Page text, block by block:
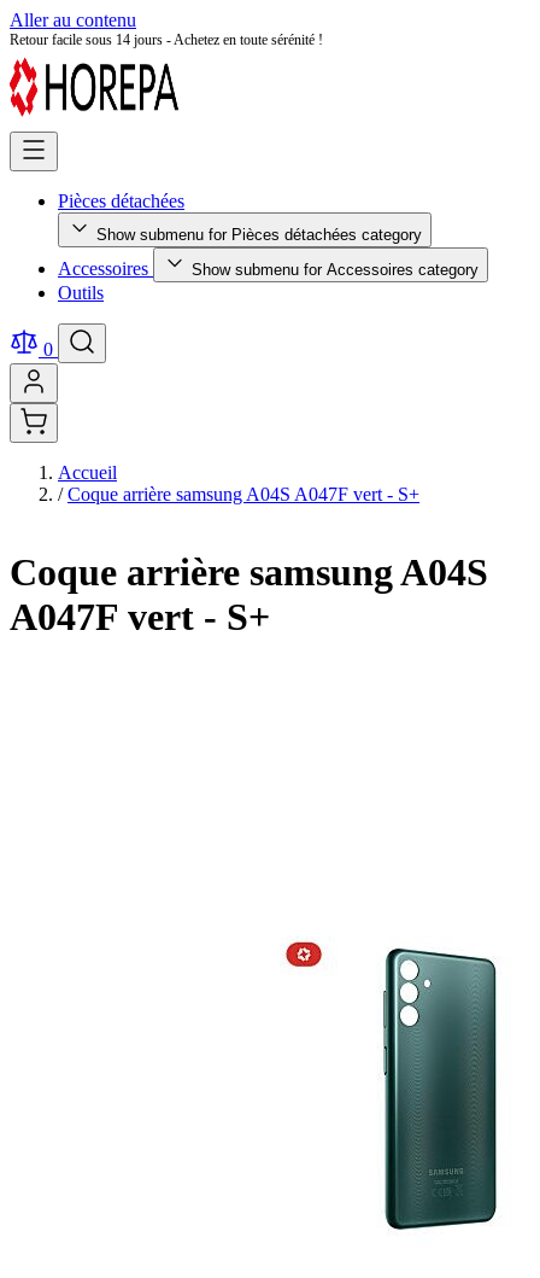
Aller au contenu
Retour facile sous 14 jours - Achetez en toute sérénité !
Pièces détachées
Show submenu for Pièces détachées category
Accessoires Show submenu for Accessoires category
Outils
0
Accueil
/ Coque arrière samsung A04S A047F vert - S+
Coque arrière samsung A04S
A047F vert - S+